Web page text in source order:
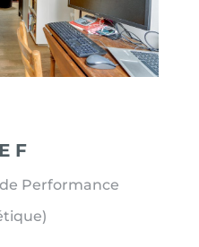
F
Performance